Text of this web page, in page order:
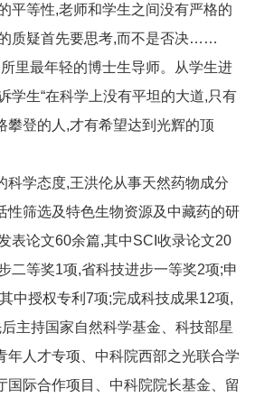
平等性,老师和学生之间没有严格的
质疑首先要思考,而不是否决……
最年轻的博士生导师。从学生进
学生“在科学上没有平坦的大道,只有
攀登的人,才有希望达到光辉的顶
学态度,王洪伦从事天然药物成分
性筛选及特色生物资源及中藏药的研
表论文60余篇,其中SCI收录论文20
二等奖1项,省科技进步一等奖2项;申
中授权专利7项;完成科技成果12项,
主持国家自然科学基金、科技部星
年人才专项、中科院西部之光联合学
国际合作项目、中科院院长基金、留